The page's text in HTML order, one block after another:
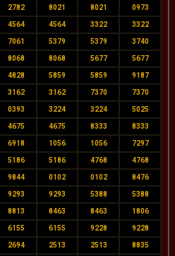
2782 8021 8021 0973
4564 4564 3322 3322
7061 5379 5379 3740
8068 8068 5677 5677
4828 5859 5859 9187
3162 3162 7370 7370
0393 3224 3224 5025
4675 4675 8333 8333
6918 1056 1056 7297
5186 5186 4768 4768
9844 0102 0102 8476
9293 9293 5388 5388
8813 8463 8463 1806
6155 6155 9228 9228
2694 2513 2513 8835